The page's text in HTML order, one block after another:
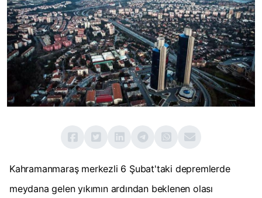
Kahramanmaraş merkezli 6 Şubat'taki depremlerde
meydana gelen yıkımın ardından beklenen olası